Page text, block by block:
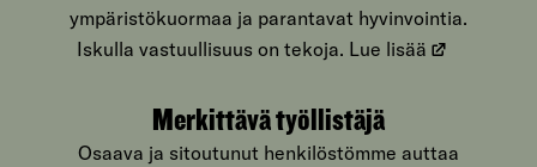
ympäristökuormaa ja parantavat hyvinvointia.
Iskulla vastuullisuus on tekoja. Lue lisää
Merkittävä työllistäjä
Osaava ja sitoutunut henkilöstömme auttaa